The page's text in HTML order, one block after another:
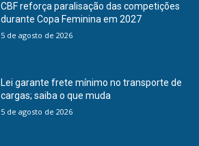
CBF reforça paralisação das competições
durante Copa Feminina em 2027
5 de agosto de 2026
Lei garante frete mínimo no transporte de
cargas; saiba o que muda
5 de agosto de 2026